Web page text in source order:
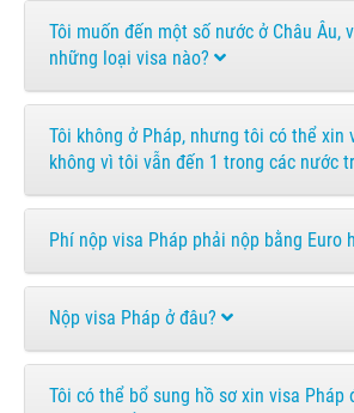
Tôi muốn đến một số nước ở Châu Âu,
những loại visa nào?
Tôi không ở Pháp, nhưng tôi có thể xin
không vì tôi vẫn đến 1 trong các nước
Phí nộp visa Pháp phải nộp bằng Euro
Nộp visa Pháp ở đâu?
Tôi có thể bổ sung hồ sơ xin visa Pháp